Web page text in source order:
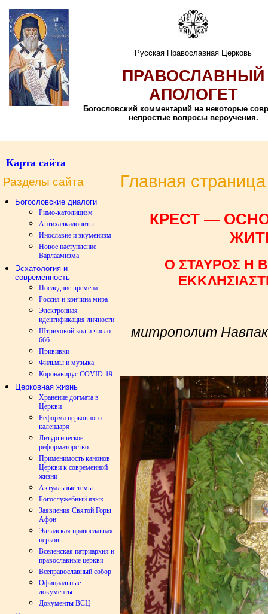
Русская Православная Церковь
ПРАВОСЛАВНЫЙ
АПОЛОГЕТ
Богословский комментарий на некоторые
непростые вопросы вероучения.
Карта сайта
Разделы сайта
Богословские диалоги
Римо-католицизм
Антихалкидониты
Инославие и экуменизм
Новое наступление
Варлаамизма
Эсхатология и
современность
Последние времена
Россия и кончина мира
Электронная
идентификация личности
Штриховой код и число
666
Прививки
Фильмы и музыка
Коронавирус COVID-19
Церковная жизнь
Хранение догмата в
Церкви
Реформа церковного
календаря
Литургическое
реформаторство
Применимость канонов
Церкви к современной
жизни
Актуальные темы
Богослужебный язык
Заявления Святой Горы
Афон
Элладская православная
церковь
Вселенская патриархия и
православные церкви
Всеправославный собор
Официальные
документы
Документы ВСЦ
Главная страница
КРЕСТ —
Ο ΣΤΑΥΡΟΣ Η
митрополит